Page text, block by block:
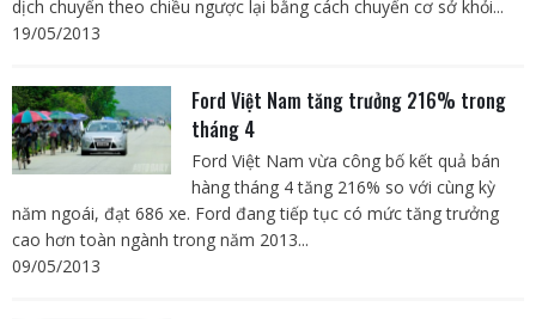
dịch chuyển theo chiều ngược lại bằng cách chuyển cơ sở khỏi...
19/05/2013
Ford Việt Nam tăng trưởng 216% trong
tháng 4
Ford Việt Nam vừa công bố kết quả bán
hàng tháng 4 tăng 216% so với cùng kỳ
năm ngoái, đạt 686 xe. Ford đang tiếp tục có mức tăng trưởng
cao hơn toàn ngành trong năm 2013...
09/05/2013